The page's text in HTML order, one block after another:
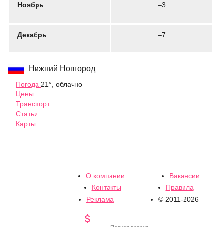
Ноябрь –3
Декабрь –7
Нижний Новгород
Погода 21°, облачно
Цены
Транспорт
Статьи
Карты
О компании
Вакансии
Контакты
Правила
Реклама
© 2011-2026
